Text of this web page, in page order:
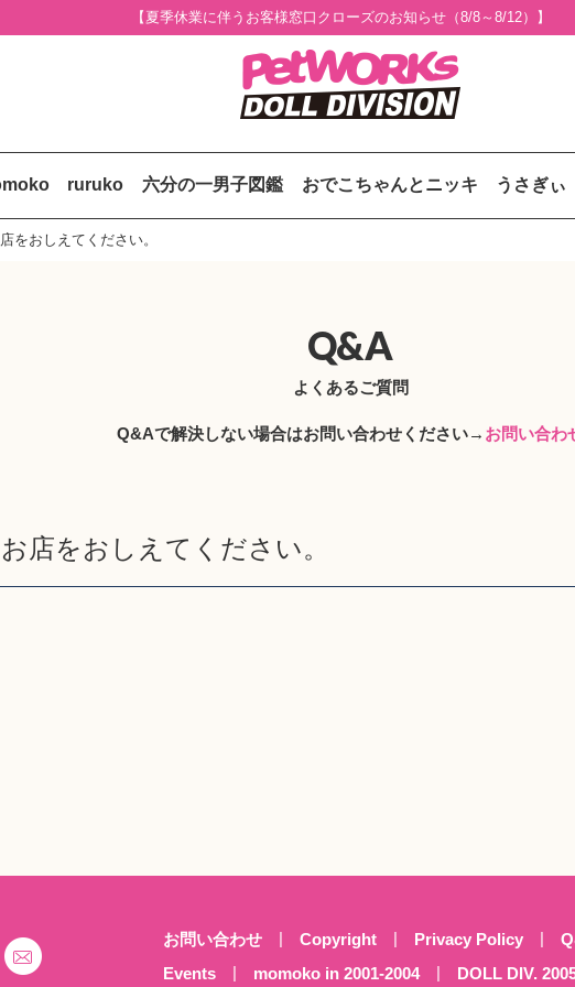
【夏季休業に伴うお客様窓口クローズのお知らせ（8/8～8/12）】
ruruko 六分の一男子図鑑 おでこちゃんとニッキ うさぎぃ
をおしえてください。
Q&A
よくあるご質問
Q&Aで解決しない場合はお問い合わせください→ お問い合わ
店をおしえてください。
お問い合わせ
Copyright Privacy Policy
Events
momoko in 2001-2004 DOLL DIV.